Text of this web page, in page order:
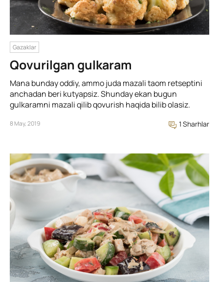
Gazaklar
Qovurilgan gulkaram
Mana bunday oddiy, ammo juda mazali taom retseptini
anchadan beri kutyapsiz. Shunday ekan bugun
gulkaramni mazali qilib qovurish haqida bilib olasiz.
8 May, 2019 1 Sharhlar